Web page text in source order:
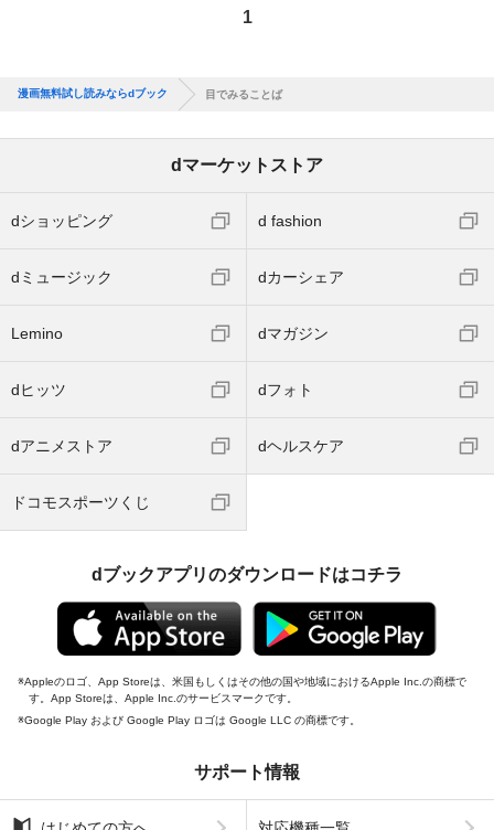
1
漫画無料試し読みならdブック 目でみることば
dマーケットストア
dショッピング d fashion
dミュージック dカーシェア
Lemino dマガジン
dヒッツ dフォト
dアニメストア dヘルスケア
ドコモスポーツくじ
dブックアプリのダウンロードはコチラ
Appleのロゴ、App Storeは、米国もしくはその他の国や地域におけるApple Inc.の商標で
す。App Storeは、Apple Inc.のサービスマークです。
Google Play および Google Play ロゴは Google LLC の商標です。
サポート情報